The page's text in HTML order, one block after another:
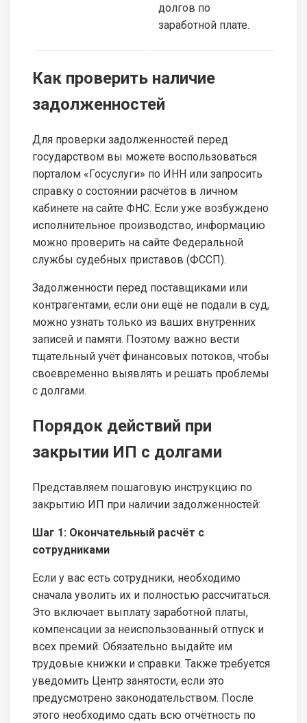
долгов по
заработной плате.
Как проверить наличие
задолженностей
Для проверки задолженностей перед
государством вы можете воспользоваться
порталом «Госуслуги» по ИНН или запросить
справку о состоянии расчётов в личном
кабинете на сайте ФНС. Если уже возбуждено
исполнительное производство, информацию
можно проверить на сайте Федеральной
службы судебных приставов (ФССП).
Задолженности перед поставщиками или
контрагентами, если они ещё не подали в суд,
можно узнать только из ваших внутренних
записей и памяти. Поэтому важно вести
тщательный учёт финансовых потоков, чтобы
своевременно выявлять и решать проблемы
с долгами.
Порядок действий при
закрытии ИП с долгами
Представляем пошаговую инструкцию по
закрытию ИП при наличии задолженностей:
Шаг 1: Окончательный расчёт с
сотрудниками
Если у вас есть сотрудники, необходимо
сначала уволить их и полностью рассчитаться.
Это включает выплату заработной платы,
компенсации за неиспользованный отпуск и
всех премий. Обязательно выдайте им
трудовые книжки и справки. Также требуется
уведомить Центр занятости, если это
предусмотрено законодательством. После
этого необходимо сдать всю отчётность по